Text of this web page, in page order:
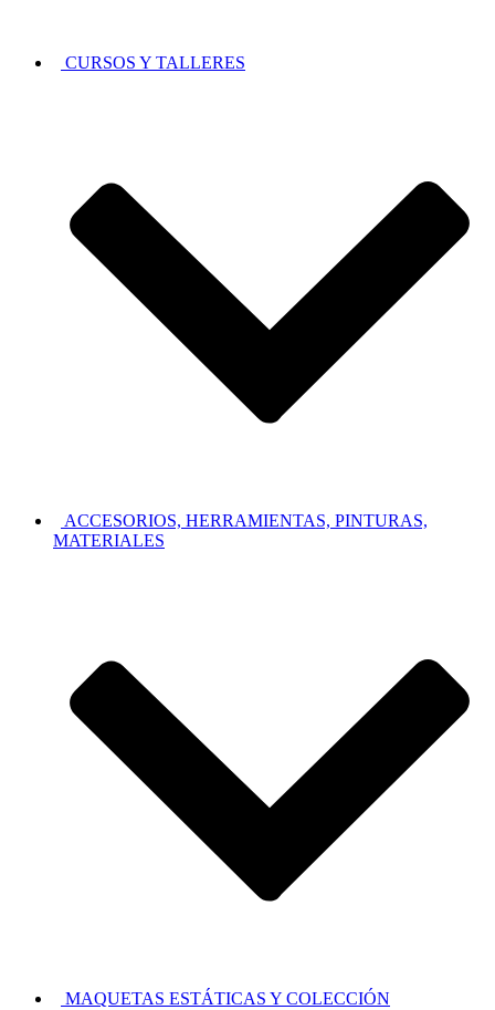
CURSOS Y TALLERES
ACCESORIOS, HERRAMIENTAS, PINTURAS,
MATERIALES
MAQUETAS ESTÁTICAS Y COLECCIÓN